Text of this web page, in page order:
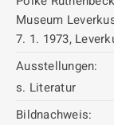
Museum
7. 1. 1973,
Ausstellungen:
s. Literatur
Bildnachweis: